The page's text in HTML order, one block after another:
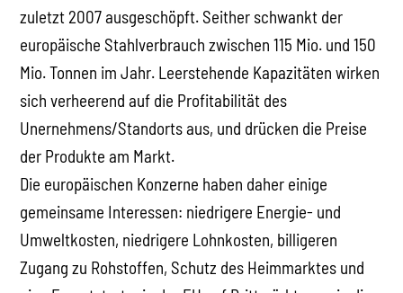
zuletzt 2007 ausgeschöpft. Seither schwankt der
europäische Stahlverbrauch zwischen 115 Mio. und 150
Mio. Tonnen im Jahr. Leerstehende Kapazitäten wirken
sich verheerend auf die Profitabilität des
Unernehmens/Standorts aus, und drücken die Preise
der Produkte am Markt.
Die europäischen Konzerne haben daher einige
gemeinsame Interessen: niedrigere Energie- und
Umweltkosten, niedrigere Lohnkosten, billigeren
Zugang zu Rohstoffen, Schutz des Heimmarktes und